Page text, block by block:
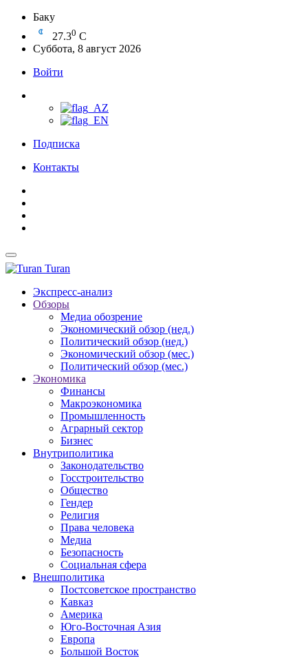
Баку
27.30 C
Суббота, 8 август 2026
Войти
Подписка
Контакты
Turan
Экспресс-анализ
Обзоры
Медиа обозрение
Экономический обзор (нед.)
Политический обзор (нед.)
Экономический обзор (мес.)
Политический обзор (мес.)
Экономика
Финансы
Макроэкономика
Промышленность
Аграрный сектор
Бизнес
Внутриполитика
Законодательство
Госстроительство
Общество
Гендер
Религия
Права человека
Медиа
Безопасность
Социальная сфера
Внешполитика
Постсоветское пространство
Кавказ
Америка
Юго-Восточная Азия
Европа
Большой Восток